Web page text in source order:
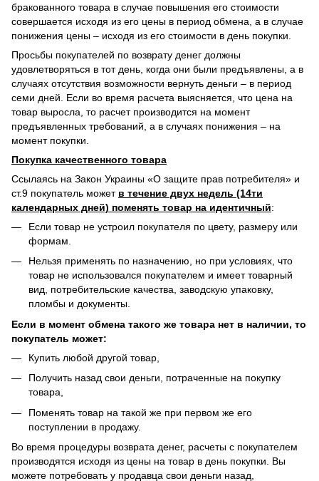
бракованного товара в случае повышения его стоимости
совершается исходя из его цены в период обмена, а в случае
понижения цены – исходя из его стоимости в день покупки.
Просьбы покупателей по возврату денег должны
удовлетворяться в тот день, когда они были предъявлены, а в
случаях отсутствия возможности вернуть деньги – в период
семи дней. Если во время расчета выясняется, что цена на
товар выросла, то расчет производится на момент
предъявленных требований, а в случаях понижения – на
момент покупки.
Покупка качественного товара
Ссылаясь на Закон Украины «О защите прав потребителя» и
ст.9 покупатель может в течение двух недель (14ти
календарных дней) поменять товар на идентичный:
Если товар не устроил покупателя по цвету, размеру или
формам.
Нельзя применять по назначению, но при условиях, что
товар не использовался покупателем и имеет товарный
вид, потребительские качества, заводскую упаковку,
пломбы и документы.
Если в момент обмена такого же товара нет в наличии, то
покупатель может:
Купить любой другой товар,
Получить назад свои деньги, потраченные на покупку
товара,
Поменять товар на такой же при первом же его
поступлении в продажу.
Во время процедуры возврата денег, расчеты с покупателем
производятся исходя из цены на товар в день покупки. Вы
можете потребовать у продавца свои деньги назад,